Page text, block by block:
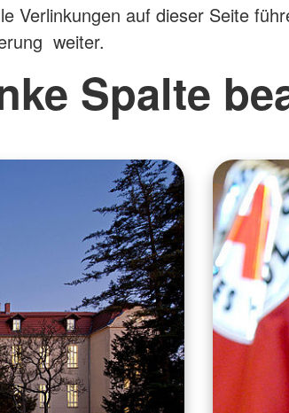
Verlinkungen auf dieser Seite
weiter.
Spalte